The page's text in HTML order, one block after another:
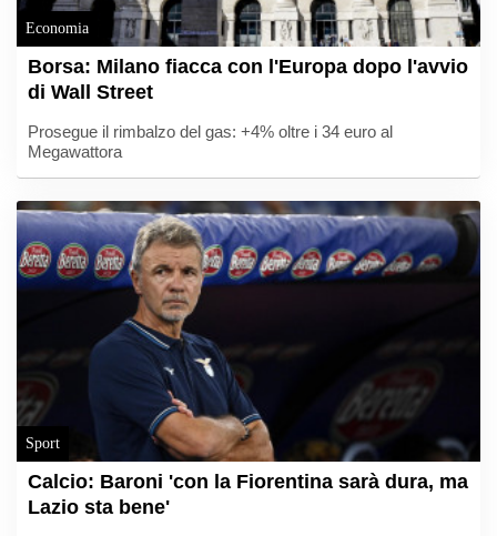
Economia
Borsa: Milano fiacca con l'Europa dopo l'avvio
di Wall Street
Prosegue il rimbalzo del gas: +4% oltre i 34 euro al
Megawattora
Sport
Calcio: Baroni 'con la Fiorentina sarà dura, ma
Lazio sta bene'